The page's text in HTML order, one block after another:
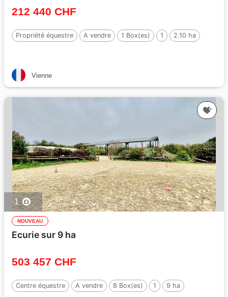
212 440 CHF
Propriété équestre A vendre 1 Box(es) 1 2.10 ha
Vienne
1
NOUVEAU
Ecurie sur 9 ha
503 457 CHF
Centre équestre A vendre 8 Box(es) 1 9 ha